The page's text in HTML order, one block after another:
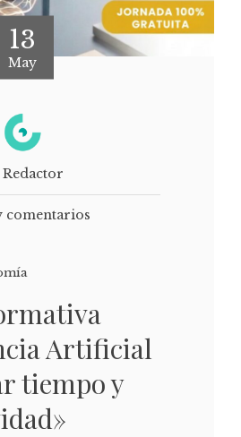
13
May
Redactor
comentarios
Artificial
tiempo y